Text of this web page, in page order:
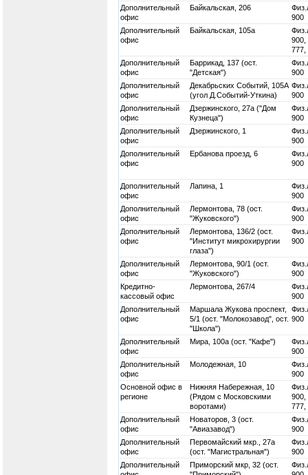
Дополнительный
офис
Байкальская, 206
900
Дополнительный
офис
Байкальская, 105а
900,
777,
Дополнительный
офис
Баррикад, 137 (ост.
"Детская")
900
Дополнительный
офис
Декабрьских Событий, 105А
(угол Д.Событий-Уткина)
900
Дополнительный
офис
Дзержинского, 27а ("Дом
Кузнеца")
900
Дополнительный
офис
Дзержинского, 1
900
Дополнительный
офис
Ербанова проезд, 6
900
Дополнительный
офис
Лапина, 1
900
Дополнительный
офис
Лермонтова, 78 (ост.
"Жуковского")
900
Дополнительный
офис
Лермонтова, 136/2 (ост.
"Институт микрохирургии
глаза")
900
Дополнительный
офис
Лермонтова, 90/1 (ост.
"Жуковского")
900
Кредитно-
кассовый офис
Лермонтова, 267/4
900
Дополнительный
офис
Маршала Жукова проспект,
5/1 (ост. "Молокозавод", ост.
"Школа")
900
Дополнительный
офис
Мира, 100а (ост. "Кафе")
900
Дополнительный
офис
Молодежная, 10
900
Основной офис в
регионе
Нижняя Набережная, 10
(Рядом с Московскими
воротами)
900,
777,
Дополнительный
офис
Новаторов, 3 (ост.
"Авиазавод")
900
Дополнительный
офис
Первомайский мкр., 27а
(ост. "Магистральная")
900
Дополнительный
Приморский мкр, 32 (ост.